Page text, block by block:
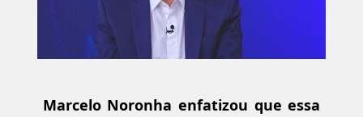
Marcelo Noronha enfatizou que essa